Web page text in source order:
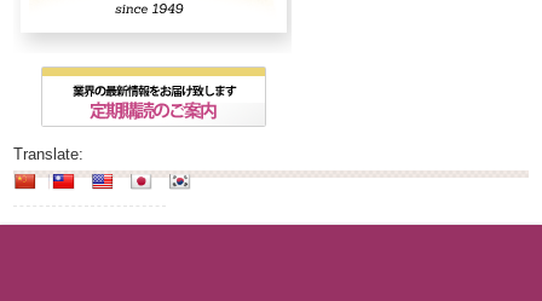
Translate: